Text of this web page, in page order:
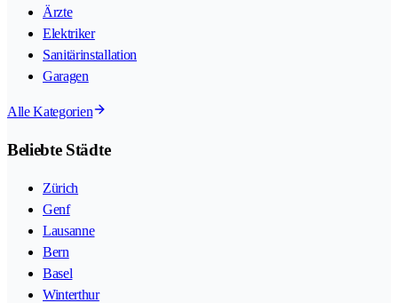
Ärzte
Elektriker
Sanitärinstallation
Garagen
Alle Kategorien
Beliebte Städte
Zürich
Genf
Lausanne
Bern
Basel
Winterthur